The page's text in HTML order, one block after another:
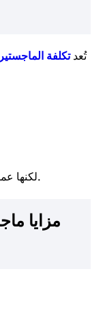
تُعدتكلفة
لكنها عمومًا مناسبة مقارنة بالعائد الوظيفي المتوقع.
مزايا